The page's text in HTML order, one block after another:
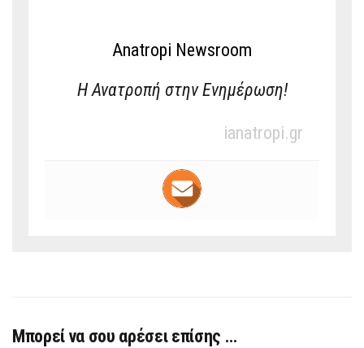
Anatropi Newsroom
Η Ανατροπή στην Ενημέρωση!
ianatropi.gr
Μπορεί να σου αρέσει επίσης …